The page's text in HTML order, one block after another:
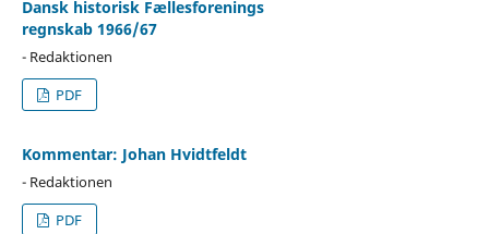
Dansk historisk Fællesforenings
regnskab 1966/67
- Redaktionen
PDF
Kommentar: Johan Hvidtfeldt
- Redaktionen
PDF